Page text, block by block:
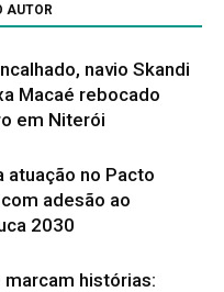
AUTOR
navio Skandi
Macaé rebocado
em Niterói
atuação no Pacto
adesão ao
2030
histórias: